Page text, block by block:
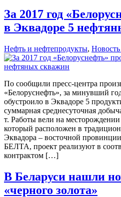
За 2017 год
в Эквадоре 5
Нефть и нефтепродукты,
По сообщили пресс-центра
«Белоруснефть», за минувший
обустроило в Эквадоре 5
суммарная среднесуточная
т. Работы вели на
который расположен в
Эквадора – восточной
БЕЛТА, проект реализуют в
контрактом […]
В Беларуси нашли
«черного золота»